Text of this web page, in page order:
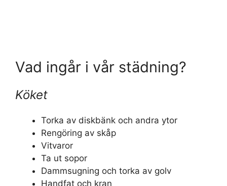
Vad ingår i vår städning?
Köket
Torka av diskbänk och andra ytor
Rengöring av skåp
Vitvaror
Ta ut sopor
Dammsugning och torka av golv
Handfat och kran